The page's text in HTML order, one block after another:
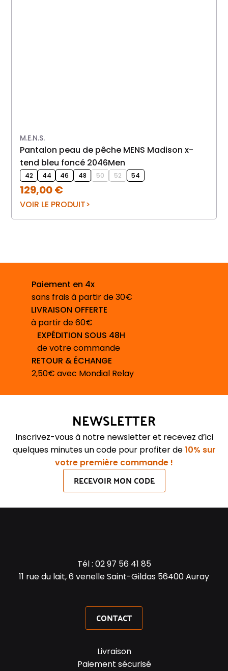
M.E.N.S.
Pantalon peau de pêche MENS Madison x-
tend bleu foncé 2046Men
42 44 46 48 50 52 54
129,00€
VOIR LE PRODUIT
Paiement en 4x
sans frais à partir de 30€
LIVRAISON OFFERTE
à partir de 60€
EXPÉDITION SOUS 48H
de votre commande
RETOUR & ÉCHANGE
2,50€ avec Mondial Relay
NEWSLETTER
Inscrivez-vous à notre newsletter et recevez d’ici
quelques minutes un code pour profiter de10% sur
votre première commande !
RECEVOIR MON CODE
Tél : 02 97 56 41 85
11 rue du lait, 6 venelle Saint-Gildas 56400 Auray
CONTACT
Livraison
Paiement sécurisé